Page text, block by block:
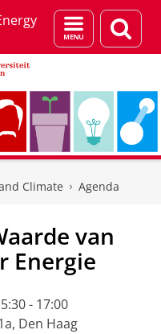
Menu
en
Climate Agenda
van
Energie
- 17:00
Den Haag